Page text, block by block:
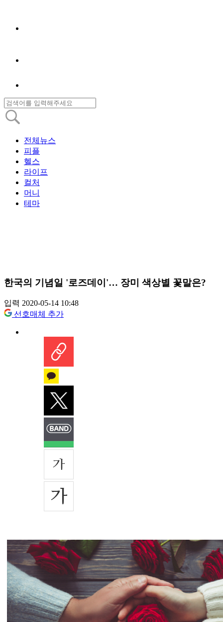
전체뉴스
피플
헬스
라이프
컬처
머니
테마
한국의 기념일 '로즈데이'… 장미 색상별 꽃말은?
입력 2020-05-14 10:48
선호매체 추가